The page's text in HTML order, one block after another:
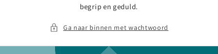
begrip en geduld.
Ga naar binnen met wachtwoord